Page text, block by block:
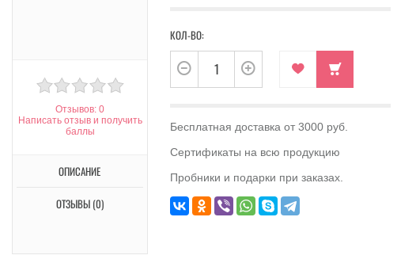
Отзывов: 0
Написать отзыв и получить
баллы
ОПИСАНИЕ
ОТЗЫВЫ (0)
КОЛ-ВО:
Бесплатная доставка от 3000 руб.
Сертификаты на всю продукцию
Пробники и подарки при заказах.